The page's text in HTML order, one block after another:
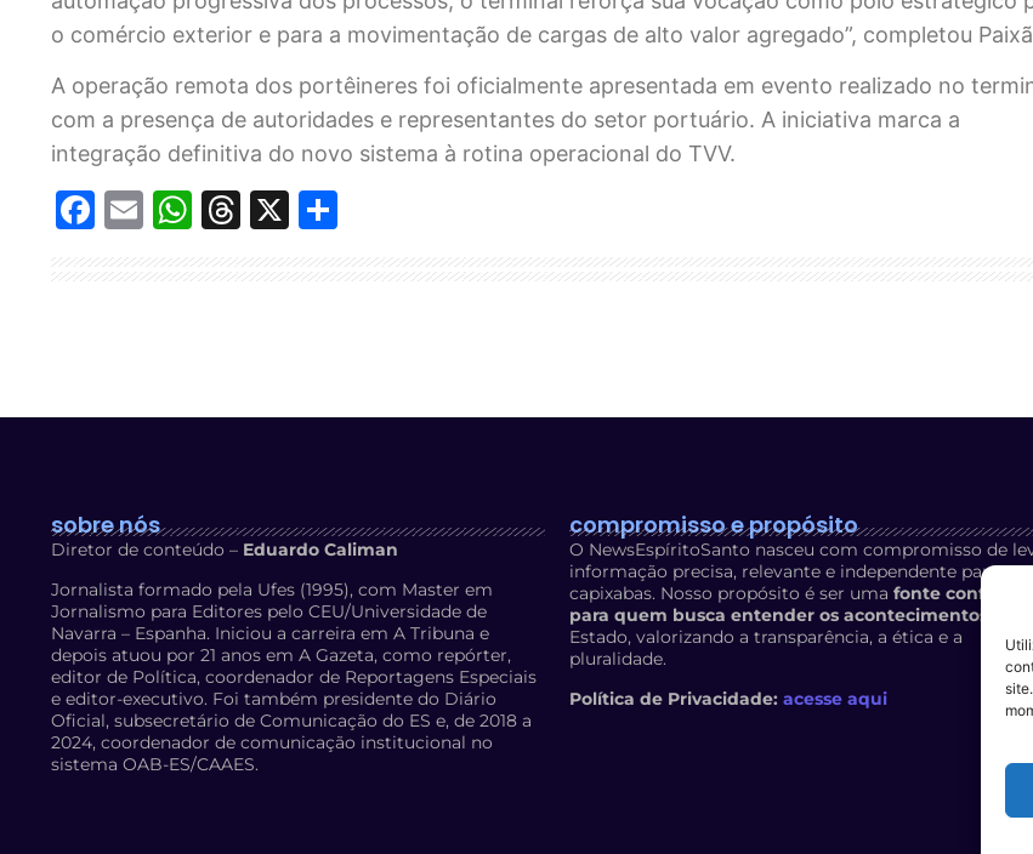
o comércio exterior e para a movimentação de cargas de alto valor agregado”, completou
A operação remota dos portêineres foi oficialmente apresentada em evento realizado no
com a presença de autoridades e representantes do setor portuário. A iniciativa marca a
integração definitiva do novo sistema à rotina operacional do TVV.
Facebook
EmailWhatsApp
Threads
X
sobre nós
Diretor de conteúdo – Eduardo Caliman
Jornalista formado pela Ufes (1995), com Master em
Jornalismo para Editores pelo CEU/Universidade de
Navarra – Espanha. Iniciou a carreira em A Tribuna e
depois atuou por 21 anos em A Gazeta, como repórter,
editor de Política, coordenador de Reportagens Especiais
e editor-executivo. Foi também presidente do Diário
Oficial, subsecretário de Comunicação do ES e, de 2018 a
2024, coordenador de comunicação institucional no
sistema OAB-ES/CAAES.
compromisso e propósito
O NewsEspíritoSanto nasceu com compromisso de
informação precisa, relevante e independente para os
capixabas. Nosso propósito é ser uma fonte confiável
para quem busca entender os acontecimentos
Estado, valorizando a transparência, a ética e a
pluralidade.
Política de Privacidade: acesse aqui